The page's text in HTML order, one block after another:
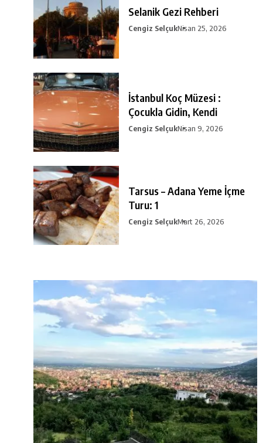
Selanik Gezi Rehberi
Cengiz SelçukNisan 25, 2026
İstanbul Koç Müzesi :
Çocukla Gidin, Kendi
Cengiz SelçukNisan 9, 2026
Tarsus – Adana Yeme İçme
Turu: 1
Cengiz SelçukMart 26, 2026